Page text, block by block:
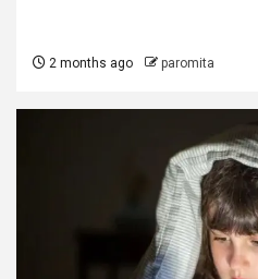
2 months ago paromita